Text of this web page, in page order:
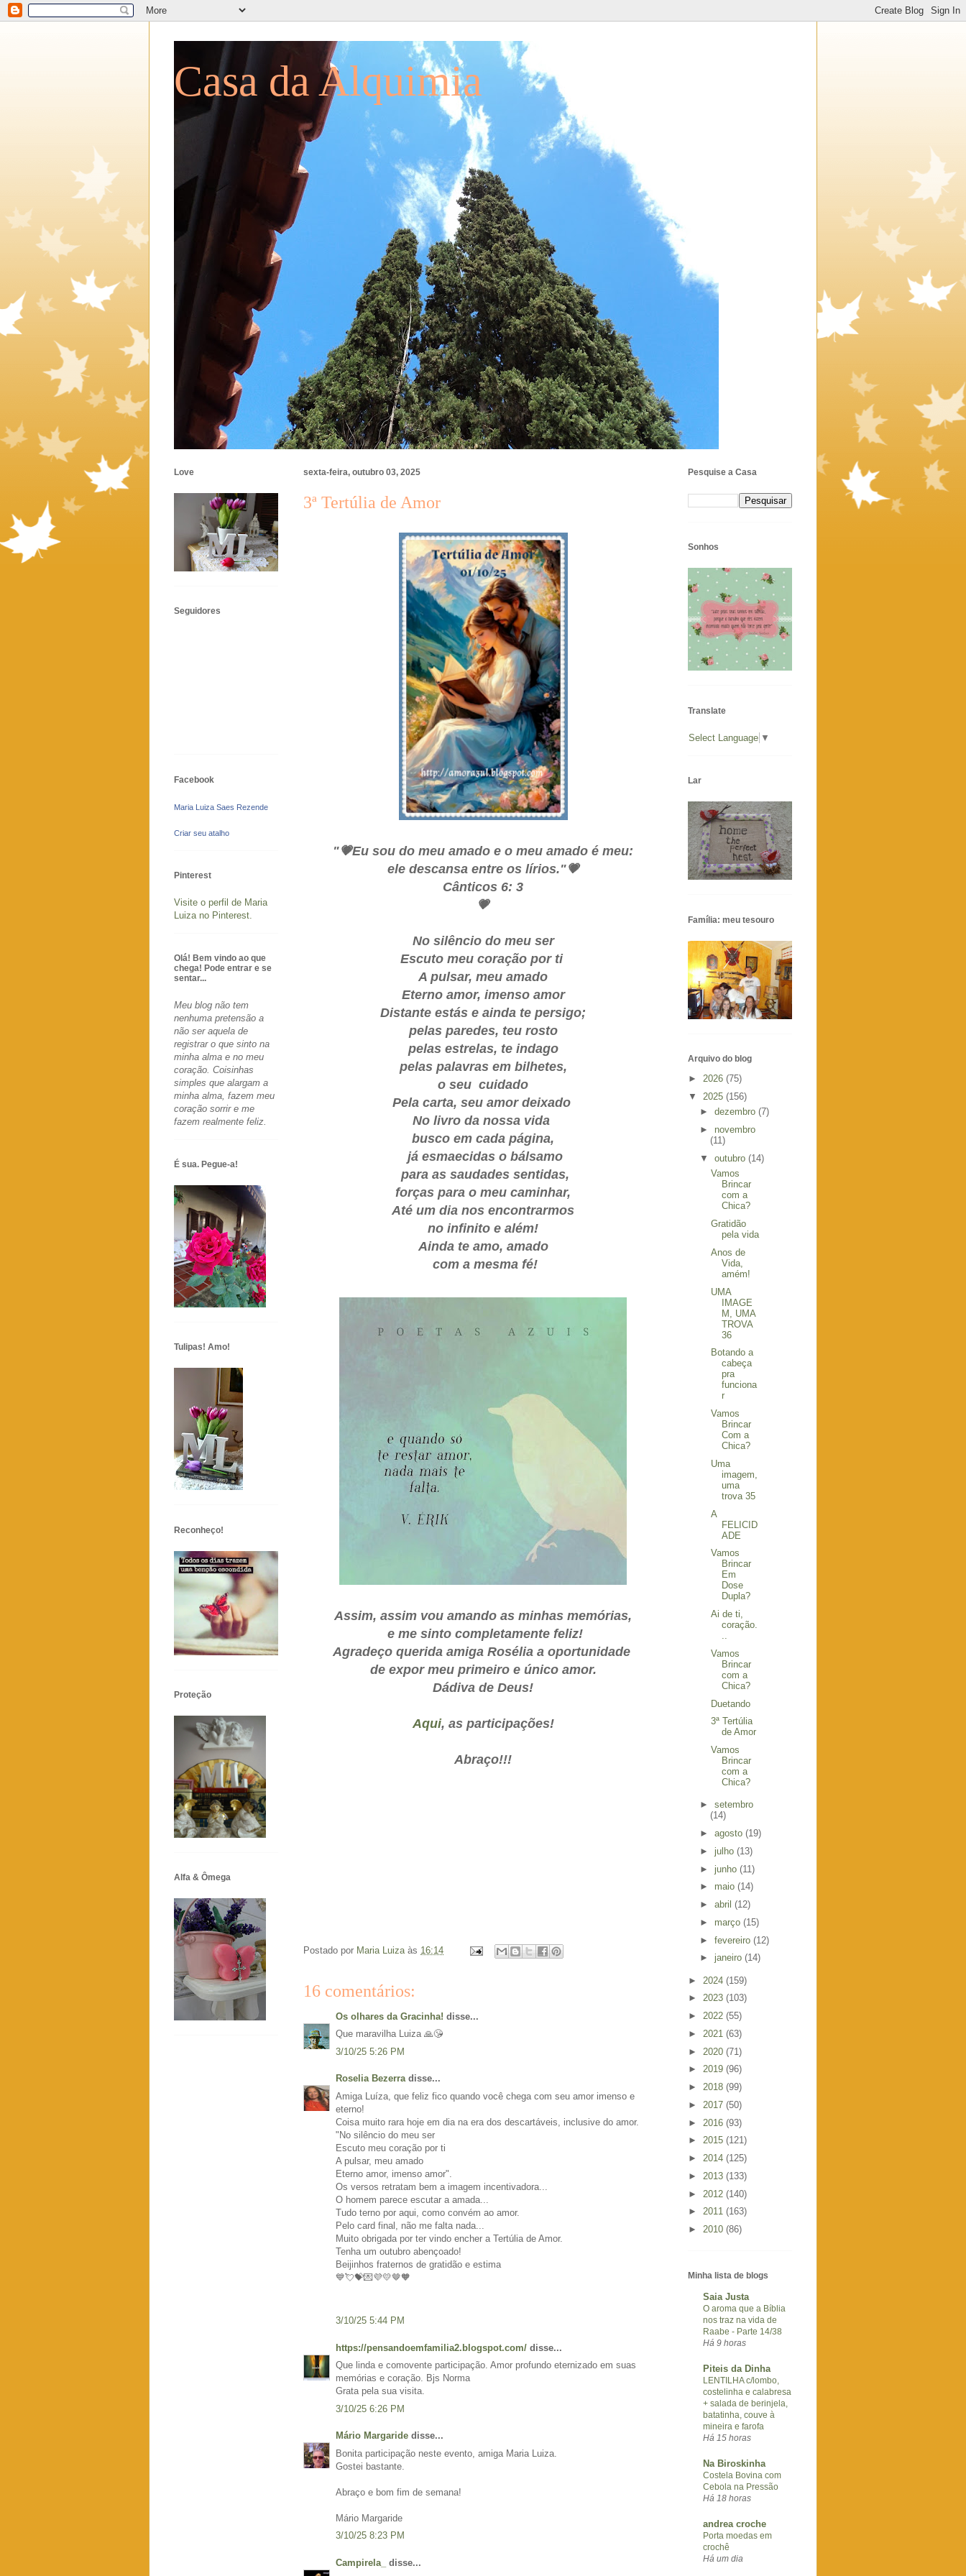
Casa da Alquimia
sexta-feira, outubro 03, 2025
3ª Tertúlia de Amor
"💗Eu sou do meu amado e o meu amado é meu:
ele descansa entre os lírios."💗
Cânticos 6: 3
💗
No silêncio do meu ser
Escuto meu coração por ti
A pulsar, meu amado
Eterno amor, imenso amor
Distante estás e ainda te persigo;
pelas paredes, teu rosto
pelas estrelas, te indago
pelas palavras em bilhetes,
o seu cuidado
Pela carta, seu amor deixado
No livro da nossa vida
busco em cada página,
já esmaecidas o bálsamo
para as saudades sentidas,
forças para o meu caminhar,
Até um dia nos encontrarmos
no infinito e além!
Ainda te amo, amado
com a mesma fé!
Assim, assim vou amando as minhas memórias,
e me sinto completamente feliz!
Agradeço querida amiga Rosélia a oportunidade
de expor meu primeiro e único amor.
Dádiva de Deus!
Aqui, as participações!
Abraço!!!
Postado por Maria Luiza às 16:14
16 comentários:
Os olhares da Gracinha! disse...
Que maravilha Luiza 🙏😘
3/10/25 5:26 PM
Roselia Bezerradisse...
Amiga Luíza, que feliz fico quando você chega com seu amor imenso e
eterno!
Coisa muito rara hoje em dia na era dos descartáveis, inclusive do amor.
"No silêncio do meu ser
Escuto meu coração por ti
A pulsar, meu amado
Eterno amor, imenso amor".
Os versos retratam bem a imagem incentivadora...
O homem parece escutar a amada...
Tudo terno por aqui, como convém ao amor.
Pelo card final, não me falta nada...
Muito obrigada por ter vindo encher a Tertúlia de Amor.
Tenha um outubro abençoado!
Beijinhos fraternos de gratidão e estima
💙💘💝💌💜💛🤎🧡
3/10/25 5:44 PM
https://pensandoemfamilia2.blogspot.com/ disse...
Que linda e comovente participação. Amor profundo eternizado em suas
memórias e coração. Bjs Norma
Grata pela sua visita.
3/10/25 6:26 PM
Mário Margaride disse...
Bonita participação neste evento, amiga Maria Luiza.
Gostei bastante.
Abraço e bom fim de semana!
Mário Margaride
3/10/25 8:23 PM
Campirela_
disse...
Love
Seguidores
Facebook
Maria Luiza Saes Rezende
Criar seu atalho
Pinterest
Visite o perfil de Maria
Luiza no Pinterest.
Olá! Bem vindo ao que
chega! Pode entrar e se
sentar...
Meu blog não tem
nenhuma pretensão a
não ser aquela de
registrar o que sinto na
minha alma e no meu
coração. Coisinhas
simples que alargam a
minha alma, fazem meu
coração sorrir e me
fazem realmente feliz.
É sua. Pegue-a!
Tulipas! Amo!
Reconheço!
Proteção
Alfa & Ômega
Pesquise a Casa
Sonhos
Translate
Select Language ▼
Lar
Família: meu tesouro
Arquivo do blog
► 2026 (75)
▼ 2025 (156)
► dezembro (7)
► novembro
(11)
▼ outubro (14)
Vamos
Brincar
com a
Chica?
Gratidão
pela vida
Anos de
Vida,
amém!
UMA
IMAGE
M, UMA
TROVA
36
Botando a
cabeça
pra
funciona
r
Vamos
Brincar
Com a
Chica?
Uma
imagem,
uma
trova 35
A
FELICID
ADE
Vamos
Brincar
Em
Dose
Dupla?
Ai de ti,
coração.
..
Vamos
Brincar
com a
Chica?
Duetando
3ª Tertúlia
de Amor
Vamos
Brincar
com a
Chica?
► setembro
(14)
► agosto (19)
► julho (13)
► junho (11)
► maio (14)
► abril (12)
► março (15)
► fevereiro (12)
► janeiro (14)
► 2024 (159)
► 2023 (103)
► 2022 (55)
► 2021 (63)
► 2020 (71)
► 2019 (96)
► 2018 (99)
► 2017 (50)
► 2016 (93)
► 2015 (121)
► 2014 (125)
► 2013 (133)
► 2012 (140)
► 2011 (163)
► 2010 (86)
Minha lista de blogs
Saia Justa
O aroma que a Bíblia
nos traz na vida de
Raabe - Parte 14/38
Há 9 horas
Piteis da Dinha
LENTILHA c/lombo,
costelinha e calabresa
+ salada de berinjela,
batatinha, couve à
mineira e farofa
Há 15 horas
Na Biroskinha
Costela Bovina com
Cebola na Pressão
Há 18 horas
andrea croche
Porta moedas em
crochê
Há um dia